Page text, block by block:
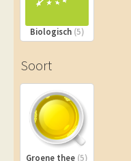
Biologisch (5)
Soort
Groene thee (5)